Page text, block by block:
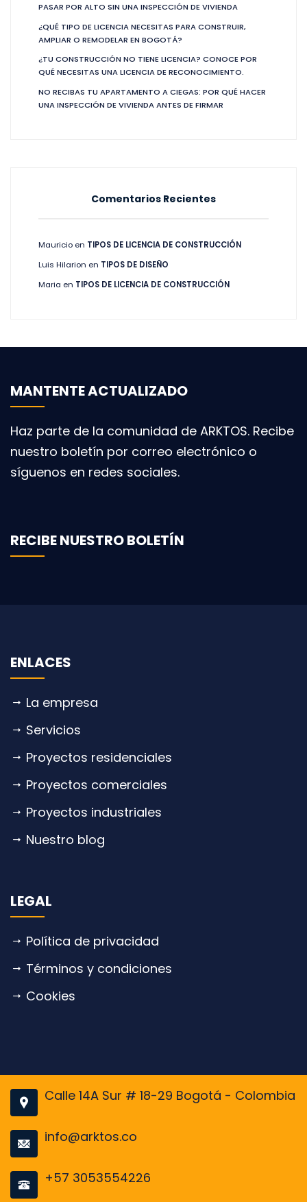
PASAR POR ALTO SIN UNA INSPECCIÓN DE VIVIENDA
¿QUÉ TIPO DE LICENCIA NECESITAS PARA CONSTRUIR,
AMPLIAR O REMODELAR EN BOGOTÁ?
¿TU CONSTRUCCIÓN NO TIENE LICENCIA? CONOCE POR
QUÉ NECESITAS UNA LICENCIA DE RECONOCIMIENTO.
NO RECIBAS TU APARTAMENTO A CIEGAS: POR QUÉ HACER
UNA INSPECCIÓN DE VIVIENDA ANTES DE FIRMAR
Comentarios Recientes
Mauricio en TIPOS DE LICENCIA DE CONSTRUCCIÓN
Luis Hilarion en TIPOS DE DISEÑO
Maria en TIPOS DE LICENCIA DE CONSTRUCCIÓN
MANTENTE ACTUALIZADO
Haz parte de la comunidad de ARKTOS. Recibe
nuestro boletín por correo electrónico o
síguenos en redes sociales.
RECIBE NUESTRO BOLETÍN
ENLACES
La empresa
Servicios
Proyectos residenciales
Proyectos comerciales
Proyectos industriales
Nuestro blog
LEGAL
Política de privacidad
Términos y condiciones
Cookies
Calle 14A Sur # 18-29 Bogotá - Colombia
info@arktos.co
+57 3053554226